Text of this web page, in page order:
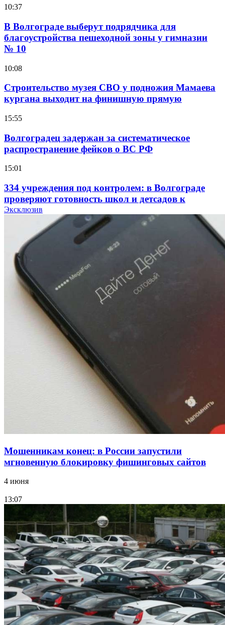
10:37
В Волгограде выберут подрядчика для
благоустройства пешеходной зоны у гимназии
№ 10
10:08
Строительство музея СВО у подножия Мамаева
кургана выходит на финишную прямую
15:55
Волгоградец задержан за систематическое
распространение фейков о ВС РФ
15:01
334 учреждения под контролем: в Волгограде
проверяют готовность школ и детсадов к
учебному году
Покушение на убийство в Волгограде: девушка
напала на незнакомую женщину с ножом
12:39
Сладкий праздник в Волгограде: в Центральном
парке прошёл фестиваль „Арбузный переполох“
Волгоградские компании нарастили экспорт:
заключены контракты на 3,6 млн долларов
Эксклюзив
Мошенникам конец: в России запустили
мгновенную блокировку фишинговых сайтов
4 июня
13:07